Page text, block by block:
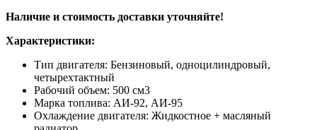
Наличие и стоимость доставки уточняйте!
Характеристики:
Тип двигателя: Бензиновый, одноцилиндровый,
четырехтактный
Рабочий объем: 500 см3
Марка топлива: АИ-92, АИ-95
Охлаждение двигателя: Жидкостное + масляный